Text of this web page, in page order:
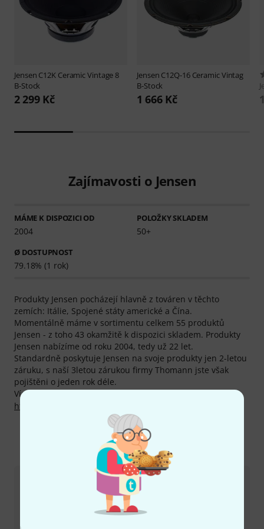
Jensen C12K Ceramic Vintage 8
B-Stock
2 299 Kč
Jensen C12Q-16 Ceramic Vintag
B-Stock
1 666 Kč
Zajímavosti o Jensen
MÁME K DISPOZICI OD
2004
POLOŽKY SKLADEM
50+
Ø DOSTUPNOST
79.18% (1 rok)
Produkty Jensen pocházejí hlavně z továren v těchto
zemích: Itálie, Spojené státy americké a Čína.
Momentálně máme v sortimentu celkem 55 produktů
Jensen - z toho 43 okamžitě k dispozici skladem. Produkty
Jensen nabízíme od roku 2004, tedy už 22 let.
Standardně poskytuje Jensen na svoje produkty jen 2-letou
záruku, s naší 3letou zárukou firmy Thomann jste však
pojištěni o jeden rok déle.
Více informací o výrobci najdete zde:
http://www.jensentone.com
Kontaktujte nás
Zákaznický servis - Česko